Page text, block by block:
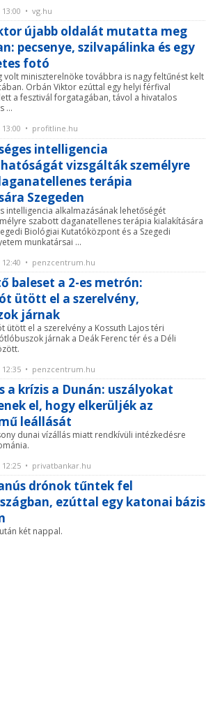
13:00 • vg.hu
újabb oldalát mutatta meg
pecsenye, szilvapálinka és egy
fotó
volt miniszterelnöke továbbra is nagy feltűnést kelt
Orbán Viktor ezúttal egy helyi férfival
a fesztivál forgatagában, távol a hivatalos
...
13:00 • profitline.hu
intelligencia
vizsgálták személyre
terápia
Szegeden
intelligencia alkalmazásának lehetőségét
szabott daganatellenes terápia kialakítására
Biológiai Kutatóközpont és a Szegedi
munkatársai ...
12:40 • penzcentrum.hu
baleset a 2-es metrón:
ütött el a szerelvény,
járnak
ütött el a szerelvény a Kossuth Lajos téri
járnak a Deák Ferenc tér és a Déli
12:35 • penzcentrum.hu
a krízis a Dunán: uszályokat
el, hogy elkerüljék az
leállását
dunai vízállás miatt rendkívüli intézkedésre
12:25 • privatbankar.hu
drónok tűntek fel
ezúttal egy katonai bázis
két nappal.